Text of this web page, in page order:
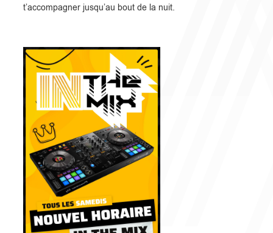
t’accompagner jusqu’au bout de la nuit.